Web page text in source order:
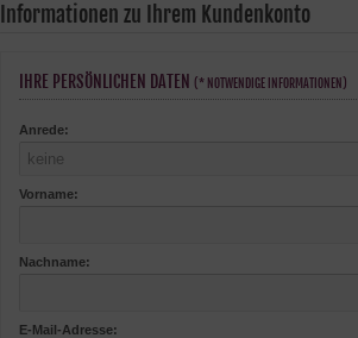
Informationen zu Ihrem Kundenkonto
IHRE PERSÖNLICHEN DATEN (* NOTWENDIGE INFORMATIONEN)
Anrede:
Vorname:
Nachname:
E-Mail-Adresse: